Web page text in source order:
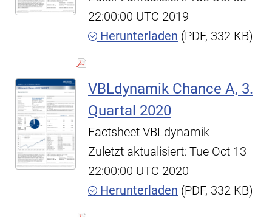
22:00:00 UTC 2019
Herunterladen (PDF, 332 KB)
VBLdynamik Chance A, 3.
Quartal 2020
Factsheet VBLdynamik
Zuletzt aktualisiert: Tue Oct 13
22:00:00 UTC 2020
Herunterladen (PDF, 332 KB)